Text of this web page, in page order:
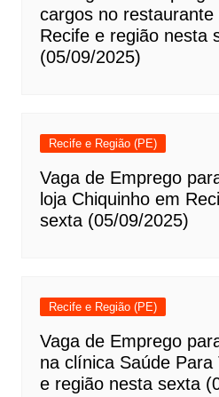
cargos no
Recife e região nesta
(05/09/2025)
Recife e Região (PE)
Vaga de Emprego
loja Chiquinho em
sexta (05/09/2025)
Recife e Região (PE)
Vaga de Emprego
na clínica Saúde Para
e região nesta sexta